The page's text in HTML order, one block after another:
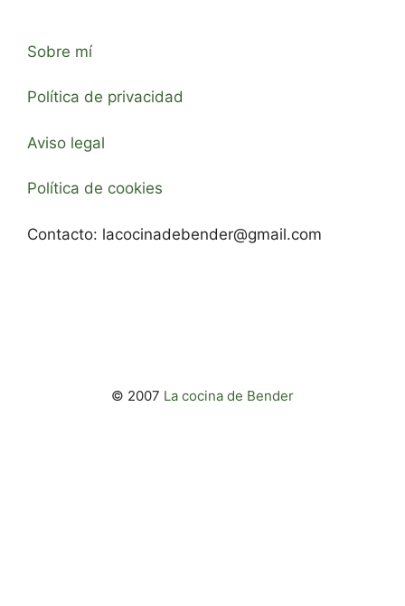
Sobre mí
Política de privacidad
Aviso legal
Política de cookies
Contacto: lacocinadebender@gmail.com
© 2007 La cocina de Bender